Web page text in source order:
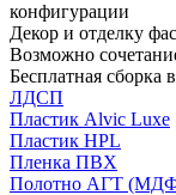
конфигурации
Декор и отделку
Возможно
Бесплатная сборка
ЛДСП
Пластик Alvic Luxe
Пластик HPL
Пленка ПВХ
Полотно АГТ